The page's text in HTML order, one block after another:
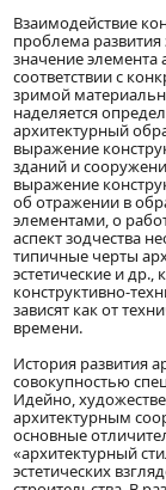
Взаимодействие
проблема развития
значение элемента
соответствии с
зримой
наделяется
архитектурный
выражение
зданий и
выражение
об отражении в
элементами, о
аспект зодчества
типичные черты
эстетические и
конструктивно-
зависят как от
времени.
История развития
совокупностью
Идейно,
архитектурным
основные
«архитектурный
эстетических